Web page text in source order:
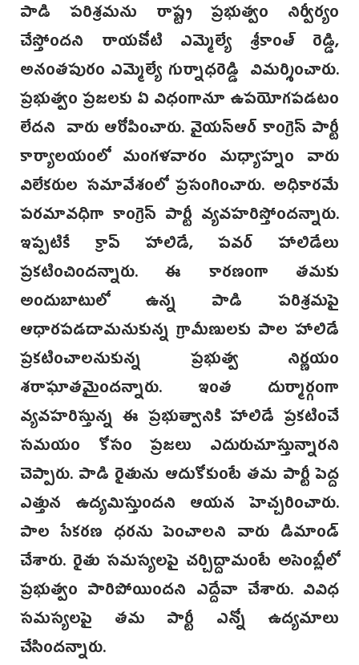
పాడి పరిశ్రమను రాష్ట్ర ప్రభుత్వం నిర్వీర్యం
చేస్తోందని రాయచోటి ఎమ్మెల్యే శ్రీకాంత్ రెడ్డి,
అనంతపురం ఎమ్మెల్యే గుర్నాధరెడ్డి విమర్శించారు.
ప్రభుత్వం ప్రజలకు ఏ విధంగానూ ఉపయోగపడటం
లేదని వారు ఆరోపించారు. వైయస్ఆర్ కాంగ్రెస్ పార్టీ
కార్యాలయంలో మంగళవారం మధ్యాహ్నం వారు
విలేకరుల సమావేశంలో ప్రసంగించారు. అధికారమే
పరమావధిగా కాంగ్రెస్ పార్టీ వ్యవహరిస్తోందన్నారు.
ఇప్పటికే క్రాప్ హాలిడే, పవర్ హాలిడేలు
ప్రకటించిందన్నారు. ఈ కారణంగా తమకు
అందుబాటులో ఉన్న పాడి పరిశ్రమపై
ఆధారపడదామనుకున్న గ్రామీణులకు పాల హాలిడే
ప్రకటించాలనుకున్న ప్రభుత్వ నిర్ణయం
శరాఘాతమైందన్నారు. ఇంత దుర్మార్గంగా
వ్యవహరిస్తున్న ఈ ప్రభుత్వానికి హాలిడే ప్రకటించే
సమయం కోసం ప్రజలు ఎదురుచూస్తున్నారని
చెప్పారు. పాడి రైతును ఆదుకోకుంటే తమ పార్టీ పెద్ద
ఎత్తున ఉద్యమిస్తుందని ఆయన హెచ్చరించారు.
పాల సేకరణ ధరను పెంచాలని వారు డిమాండ్
చేశారు. రైతు సమస్యలపై చర్చిద్దామంటే అసెంబ్లీలో
ప్రభుత్వం పారిపోయిందని ఎద్దేవా చేశారు. వివిధ
సమస్యలపై తమ పార్టీ ఎన్నో ఉద్యమాలు
చేసిందన్నారు.